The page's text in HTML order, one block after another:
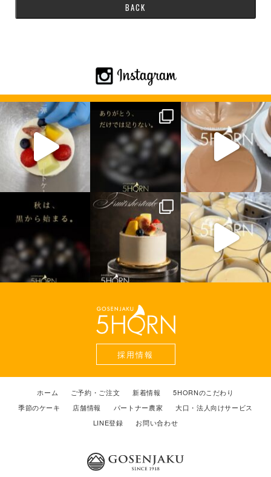
BACK
採用情報
ホーム ご予約・ご注文 新着情報
5HORNのこだわり
季節のケーキ
店舗情報 パートナー農家
大口・法人向けサービス
LINE登録
お問い合わせ